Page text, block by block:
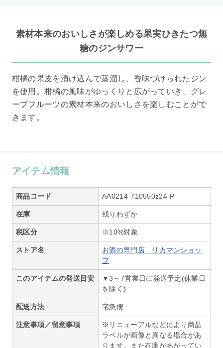
素材本来のおいしさが楽しめる果実ひきたつ無
糖のジンサワー
柑橘の果皮を漬け込んで蒸溜し、香味づけられたジン
を使用。柑橘の風味がゆっくりと広がっていき、グレ
ープフルーツの素材本来のおいしさを楽しむことがで
きます。
アイテム情報
商品コード AA0214-710550z24-P
在庫 残りわずか
税区分 ※10%対象
ストア名
お酒の専門店 リカマンショッ
プ
このアイテムの発送目安
▼3～7営業日に発送予定(休業日
を除く)
配送方法 宅急便
注意事項／留意事項
※リニューアルなどにより商品
ラベルが画像と異なる場合があ
ります。また在庫があがってい